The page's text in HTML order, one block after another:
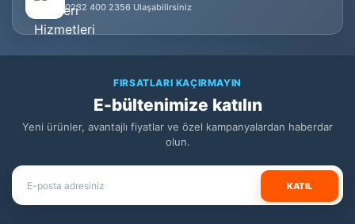
0232 400 2356 Ulaşabilirsiniz
FIRSATLARI KAÇIRMAYIN
E-bültenimize katılın
Yeni ürünler, avantajlı fiyatlar ve özel kampanyalardan haberdar
olun.
KATIL